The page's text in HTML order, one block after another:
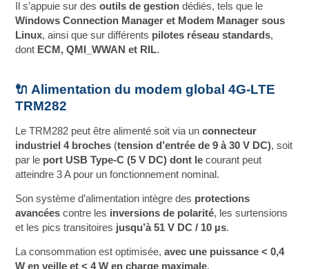
Il s’appuie sur desoutils de gestion dédiés, tels que le
Windows Connection Manager et Modem Manager sous
Linux, ainsi que sur différents pilotes réseau standards,
dont ECM, QMI_WWAN et RIL.
🔌 Alimentation du modem global 4G-LTE
TRM282
Le TRM282 peut être alimenté soit via unconnecteur
industriel 4 broches (tension d’entrée de 9 à 30 V DC), soit
par le port USB Type‑C (5 V DC) dont le courant peut
atteindre 3 A pour un fonctionnement nominal.
Son système d’alimentation intègre des protections
avancées contre les inversions de polarité, les surtensions
et les pics transitoires jusqu’à 51 V DC / 10 µs.
La consommation est optimisée,avec une puissance < 0,4
W en veille et < 4 W en charge maximale.